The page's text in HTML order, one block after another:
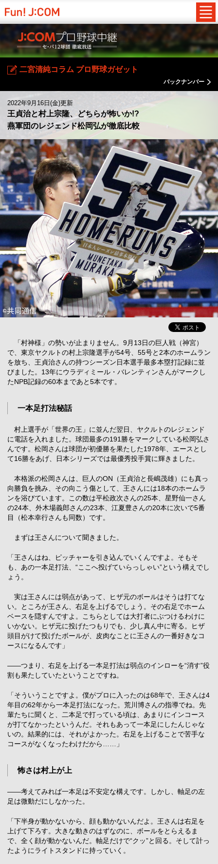
二宮清純コラム プロ野球ガゼット
バックナンバー
2022年9月16日(金)更新
王貞治と村上宗隆、どちらが怖いか!?
燕軍団のレジェンド松岡弘が徹底比較
「村神様」の勢いが止まりません。9月13日の巨人戦（神宮）
で、東京ヤクルトの村上宗隆選手が54号、55号と2本のホームラン
を放ち、王貞治さんの持つシーズン日本選手最多本塁打記録に並
びました。13年にウラディミール・バレンティンさんがマークし
たNPB記録の60本まであと5本です。
一本足打法秘話
村上選手が「世界の王」に並んだ翌日、ヤクルトのレジェンド
に電話を入れました。球団最多の191勝をマークしている松岡弘さ
んです。松岡さんは球団が初優勝を果たした1978年、エースとし
て16勝をあげ、日本シリーズでは最優秀投手賞に輝きました。
本格派の松岡さんは、巨人のON（王貞治と長嶋茂雄）にも真っ
向勝負を挑み、その向こう傷として、王さんには18本のホームラ
ンを浴びています。この数は平松政次さんの25本、星野仙一さん
の24本、外木場義郎さんの23本、江夏豊さんの20本に次いで5番
目（松本幸行さんも同数）です。
まずは王さんについて聞きました。
「王さんはね、ピッチャーを引き込んでいくんですよ。そもそ
も、あの一本足打法、“ここへ投げていらっしゃい”という構えでし
ょう。
実は王さんには弱点があって、ヒザ元のボールはそうは打てな
い。ところが王さん、右足を上げるでしょう。その右足でホーム
ベースを隠すんですよ。こちらとしては大打者にぶつけるわけに
いかない。ヒザ元に投げたつもりでも、少し真ん中に寄る。ヒザ
頭目がけて投げたボールが、皮肉なことに王さんの一番好きなコ
ースになるんです」
――つまり、右足を上げる一本足打法は弱点のインローを“消す”役
割も果たしていたということですね。
「そういうことですよ。僕がプロに入ったのは68年で、王さんは4
年目の62年から一本足打法になった。荒川博さんの指導でね。先
輩たちに聞くと、二本足で打っている頃は、あまりにインコース
が打てなかったというんだ。それもあって一本足にしたんじゃな
いの。結果的には、それがよかった。右足を上げることで苦手な
コースがなくなったわけだから……」
怖さは村上が上
――考えてみれば一本足は不安定な構えです。しかし、軸足の左
足は微動だにしなかった。
「下半身が動かないから、顔も動かないんだよ。王さんは右足を
上げて下ろす。大きな動きのはずなのに、ボールをとらえるま
で、全く顔が動かないんだ。軸足だけで“クッ”と回る。そして計っ
たようにライトスタンドに持っていく。